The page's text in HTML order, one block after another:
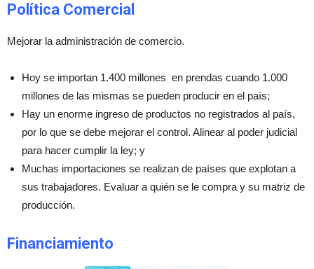
Política Comercial
Mejorar la administración de comercio.
Hoy se importan 1.400 millones en prendas cuando 1.000
millones de las mismas se pueden producir en el país;
Hay un enorme ingreso de productos no registrados al país,
por lo que se debe mejorar el control. Alinear al poder judicial
para hacer cumplir la ley; y
Muchas importaciones se realizan de países que explotan a
sus trabajadores. Evaluar a quién se le compra y su matriz de
producción.
Financiamiento